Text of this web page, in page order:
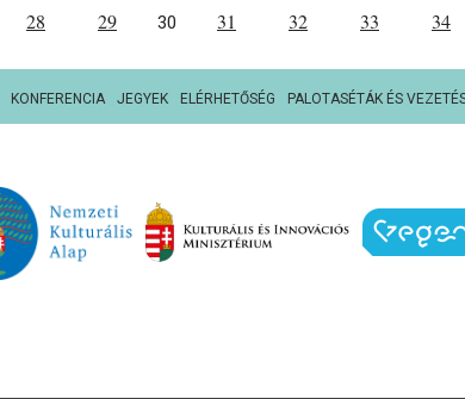
28 29 30 31 32 33 34
KONFERENCIA JEGYEK ELÉRHETŐSÉG PALOTASÉTÁK ÉS